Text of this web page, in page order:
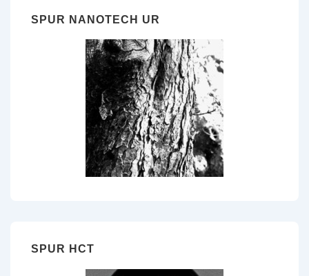
SPUR NANOTECH UR
SPUR HCT